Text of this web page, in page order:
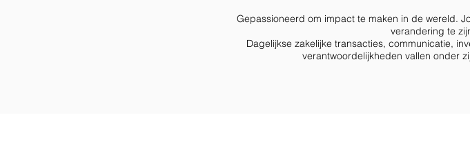
Gepassioneerd om impact te maken in de wereld.
verandering te
Dagelijkse zakelijke transacties, communicatie,
verantwoordelijkheden vallen onder